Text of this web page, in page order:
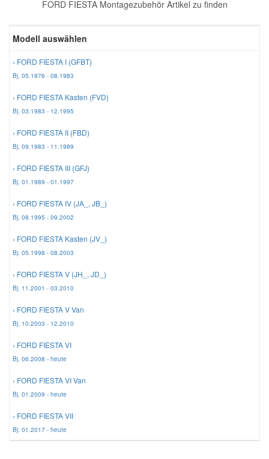
FORD FIESTA Montagezubehör Artikel zu finden
Modell auswählen
› FORD FIESTA I (GFBT)
Bj. 05.1976 - 08.1983
› FORD FIESTA Kasten (FVD)
Bj. 03.1983 - 12.1995
› FORD FIESTA II (FBD)
Bj. 09.1983 - 11.1989
› FORD FIESTA III (GFJ)
Bj. 01.1989 - 01.1997
› FORD FIESTA IV (JA_, JB_)
Bj. 08.1995 - 09.2002
› FORD FIESTA Kasten (JV_)
Bj. 05.1998 - 08.2003
› FORD FIESTA V (JH_, JD_)
Bj. 11.2001 - 03.2010
› FORD FIESTA V Van
Bj. 10.2003 - 12.2010
› FORD FIESTA VI
Bj. 06.2008 - heute
› FORD FIESTA VI Van
Bj. 01.2009 - heute
› FORD FIESTA VII
Bj. 01.2017 - heute
Zündanlage und Glühanlage
Mercedes Ersatzteile
Mini Ersatzteile
Mitsubishi Ersatzteile
Nissan Ersatzteile